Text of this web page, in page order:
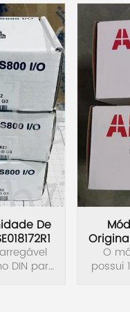
De
DIN para
O
possui